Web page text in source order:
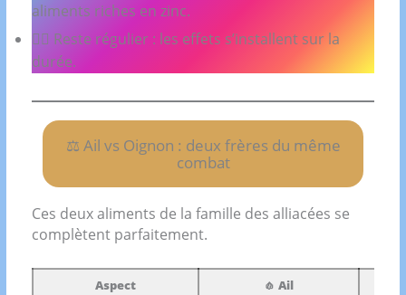
aliments riches en zinc.
🧘‍♂️ Reste régulier : les effets s’installent sur la
durée.
⚖️ Ail vs Oignon : deux frères du même
combat
Ces deux aliments de la famille des alliacées se
complètent parfaitement.
Aspect 🧄 Ail